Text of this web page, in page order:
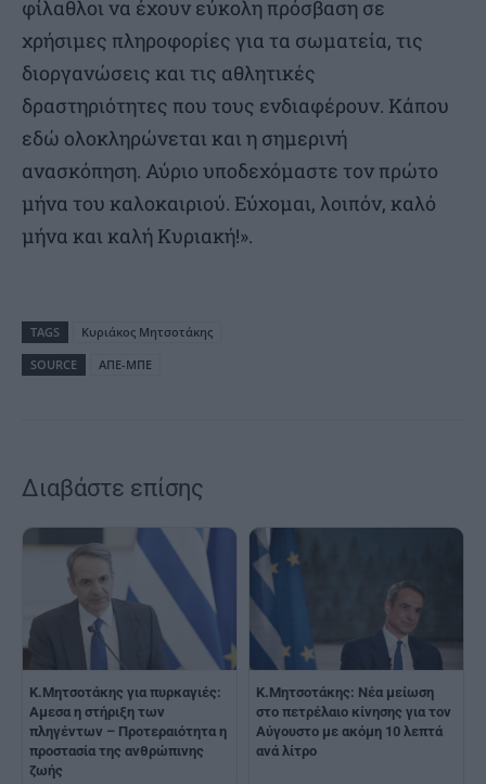
φίλαθλοι να έχουν εύκολη πρόσβαση σε
χρήσιμες πληροφορίες για τα σωματεία, τις
διοργανώσεις και τις αθλητικές
δραστηριότητες που τους ενδιαφέρουν. Κάπου
εδώ ολοκληρώνεται και η σημερινή
ανασκόπηση. Αύριο υποδεχόμαστε τον πρώτο
μήνα του καλοκαιριού. Εύχομαι, λοιπόν, καλό
μήνα και καλή Κυριακή!».
TAGS
Κυριάκος Μητσοτάκης
SOURCE
ΑΠΕ-ΜΠΕ
Διαβάστε επίσης
K.Μητσοτάκης για πυρκαγιές:
Αμεσα η στήριξη των
πληγέντων – Προτεραιότητα η
προστασία της ανθρώπινης
ζωής
Κ.Μητσοτάκης: Νέα μείωση
στο πετρέλαιο κίνησης για τον
Αύγουστο με ακόμη 10 λεπτά
ανά λίτρο